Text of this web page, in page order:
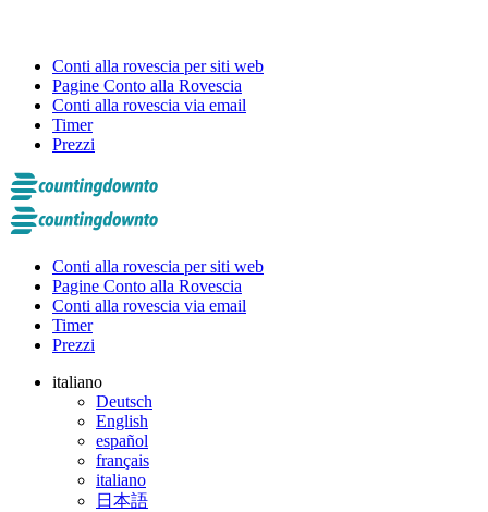
Conti alla rovescia per siti web
Pagine Conto alla Rovescia
Conti alla rovescia via email
Timer
Prezzi
Conti alla rovescia per siti web
Pagine Conto alla Rovescia
Conti alla rovescia via email
Timer
Prezzi
italiano
Deutsch
English
español
français
italiano
日本語